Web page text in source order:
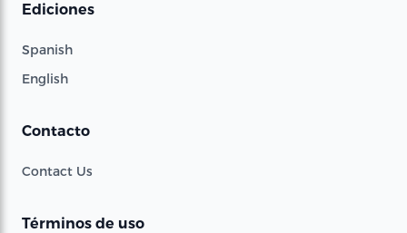
Ediciones
Spanish
English
Contacto
Contact Us
Términos de uso